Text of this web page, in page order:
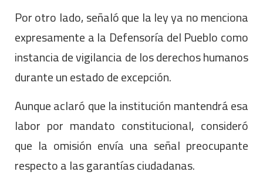
Por otro lado, señaló que la ley ya no menciona
expresamente a la Defensoría del Pueblo como
instancia de vigilancia de los derechos humanos
durante un estado de excepción.
Aunque aclaró que la institución mantendrá esa
labor por mandato constitucional, consideró
que la omisión envía una señal preocupante
respecto a las garantías ciudadanas.